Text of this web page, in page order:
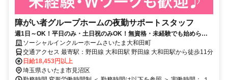
障がい者グループホームの夜勤サポートスタッフ
週1日～OK！平日のみ・土日祝のみOK！無資格・未経験でも始められ
ます。目の前の人に喜んでいただくことに、一生懸命になれる仕事で
す。
ソーシャルインクルーホームさいたま大和田町
交通アクセス 最寄駅：野田線 大和田駅 野田線 大和田駅から徒歩11分
日給18,453円以上
埼玉県さいたま市見沼区